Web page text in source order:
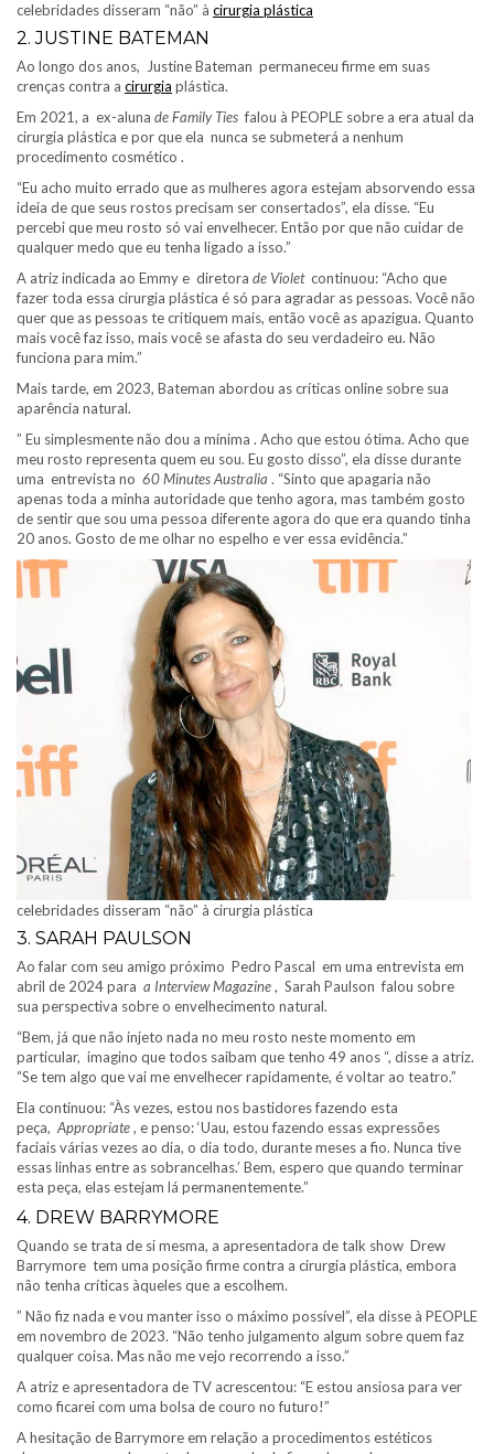
celebridades disseram “não” à cirurgia plástica
2. JUSTINE BATEMAN
Ao longo dos anos, Justine Bateman permaneceu firme em suas
crenças contra a cirurgia plástica.
Em 2021, a ex-aluna de Family Ties falou à PEOPLE sobre a era atual da
cirurgia plástica e por que ela nunca se submeterá a nenhum
procedimento cosmético .
“Eu acho muito errado que as mulheres agora estejam absorvendo essa
ideia de que seus rostos precisam ser consertados”, ela disse. “Eu
percebi que meu rosto só vai envelhecer. Então por que não cuidar de
qualquer medo que eu tenha ligado a isso.”
A atriz indicada ao Emmy e diretora de Violetcontinuou: “Acho que
fazer toda essa cirurgia plástica é só para agradar as pessoas. Você não
quer que as pessoas te critiquem mais, então você as apazigua. Quanto
mais você faz isso, mais você se afasta do seu verdadeiro eu. Não
funciona para mim.”
Mais tarde, em 2023, Bateman abordou as críticas online sobre sua
aparência natural.
” Eu simplesmente não dou a mínima . Acho que estou ótima. Acho que
meu rosto representa quem eu sou. Eu gosto disso”, ela disse durante
uma entrevista no 60 Minutes Australia . “Sinto que apagaria não
apenas toda a minha autoridade que tenho agora, mas também gosto
de sentir que sou uma pessoa diferente agora do que era quando tinha
20 anos. Gosto de me olhar no espelho e ver essa evidência.”
celebridades disseram “não” à cirurgia plástica
3. SARAH PAULSON
Ao falar com seu amigo próximo Pedro Pascal em uma entrevista em
abril de 2024 para a Interview Magazine, Sarah Paulson falou sobre
sua perspectiva sobre o envelhecimento natural.
“Bem, já que não injeto nada no meu rosto neste momento em
particular, imagino que todos saibam que tenho 49 anos “, disse a atriz.
“Se tem algo que vai me envelhecer rapidamente, é voltar ao teatro.”
Ela continuou: “Às vezes, estou nos bastidores fazendo esta
peça,Appropriate, e penso: ‘Uau, estou fazendo essas expressões
faciais várias vezes ao dia, o dia todo, durante meses a fio. Nunca tive
essas linhas entre as sobrancelhas.’ Bem, espero que quando terminar
esta peça, elas estejam lá permanentemente.”
4. DREW BARRYMORE
Quando se trata de si mesma, a apresentadora de talk show Drew
Barrymore tem uma posição firme contra a cirurgia plástica, embora
não tenha críticas àqueles que a escolhem.
” Não fiz nada e vou manter isso o máximo possível”, ela disse à PEOPLE
em novembro de 2023. “Não tenho julgamento algum sobre quem faz
qualquer coisa. Mas não me vejo recorrendo a isso.”
A atriz e apresentadora de TV acrescentou: “E estou ansiosa para ver
como ficarei com uma bolsa de couro no futuro!”
A hesitação de Barrymore em relação a procedimentos estéticos